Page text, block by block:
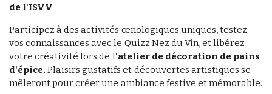
de l'ISVV
Participez à des activités œnologiques uniques, testez
vos connaissances avec le Quizz Nez du Vin, et libérez
votre créativité lors de l'atelier de décoration de pains
d'épice.Plaisirs gustatifs et découvertes artistiques se
mêleront pour créer une ambiance festive et mémorable.